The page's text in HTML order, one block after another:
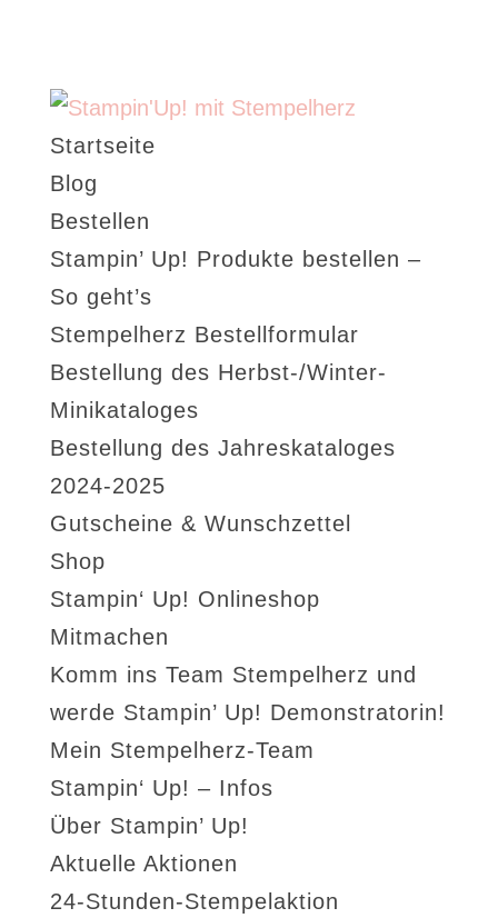
Startseite
Blog
Bestellen
Stampin’ Up! Produkte bestellen –
So geht’s
Stempelherz Bestellformular
Bestellung des Herbst-/Winter-
Minikataloges
Bestellung des Jahreskataloges
2024-2025
Gutscheine & Wunschzettel
Shop
Stampin‘ Up! Onlineshop
Mitmachen
Komm ins Team Stempelherz und
werde Stampin’ Up! Demonstratorin!
Mein Stempelherz-Team
Stampin‘ Up! – Infos
Über Stampin’ Up!
Aktuelle Aktionen
24-Stunden-Stempelaktion